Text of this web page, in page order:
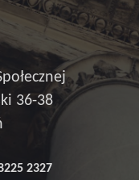
36-38
2327